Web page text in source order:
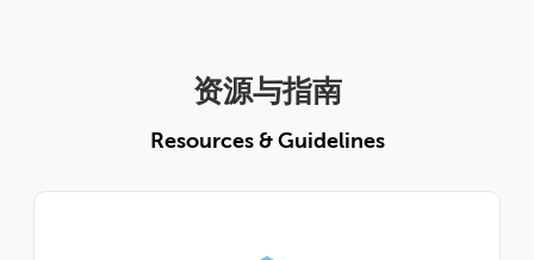
资源与指南
Resources & Guidelines